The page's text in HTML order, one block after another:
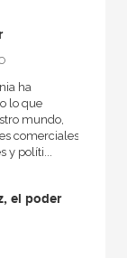
ha
lo que
mundo,
comerciales
y políti...
el poder